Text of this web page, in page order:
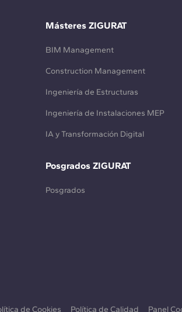
Másteres ZIGURAT
BIM Management
Construction Management
Ingeniería de Estructuras
Ingeniería de Instalaciones MEP
IA y Transformación Digital
Posgrados ZIGURAT
Posgrados
de Cookies Política de Calidad Panel